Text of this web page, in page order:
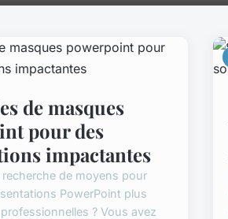
de masques
pour des
impactantes
de moyens pour
PowerPoint plus
? Vous avez